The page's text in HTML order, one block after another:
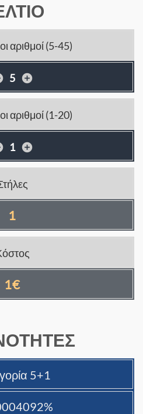
αριθμοί (5-45)
αριθμοί (1-20)
1
1€
5+1